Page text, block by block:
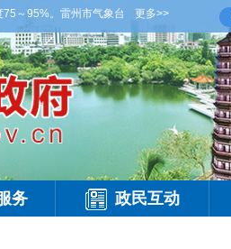
95%。雷州市气象台8月5日下午发布 【雷
更多>>
务 政民互动